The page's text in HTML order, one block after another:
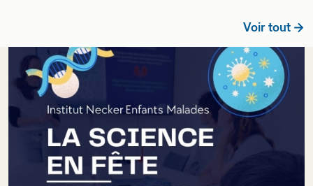
Voir tout